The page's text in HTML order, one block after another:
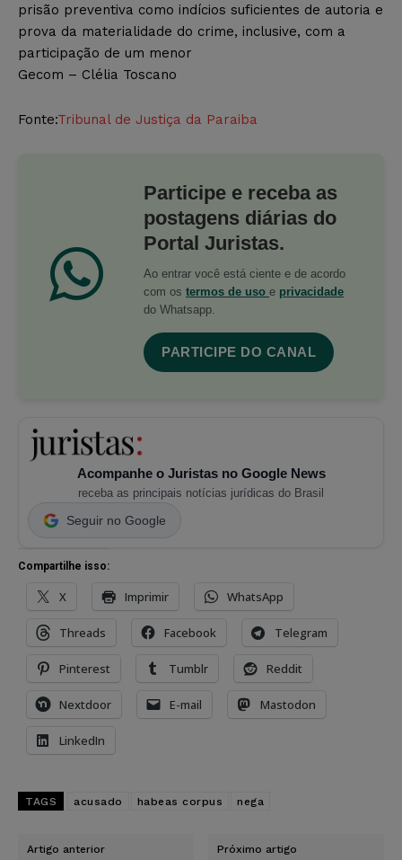
prisão preventiva como indícios suficientes de autoria e
prova da materialidade do crime, inclusive, com a
participação de um menor
Gecom – Clélia Toscano
Fonte:Tribunal de Justiça da Paraiba
Participe e receba as
postagens diárias do
Portal Juristas.
Ao entrar você está ciente e de acordo
com os termos de uso e privacidade
do Whatsapp.
PARTICIPE DO CANAL
Acompanhe o Juristas no Google News
receba as principais notícias jurídicas do Brasil
Seguir no Google
Compartilhe isso:
X Imprimir WhatsApp
Threads Facebook Telegram
Pinterest Tumblr Reddit
Nextdoor E-mail Mastodon
LinkedIn
TAGS acusado habeas corpus nega
Artigo anterior Próximo artigo